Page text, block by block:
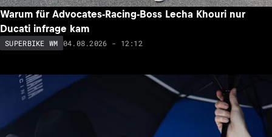
Warum für Advocates-Racing-Boss Lecha Khouri nur
Ducati infrage kam
SUPERBIKE WM 04.08.2026 - 12:12